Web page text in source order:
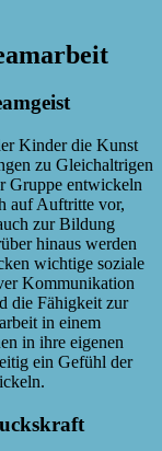
Kinder die Kunst
zu Gleichaltrigen
Gruppe entwickeln
auf Auftritte vor,
zur Bildung
hinaus werden
wichtige soziale
Kommunikation
die Fähigkeit zur
in einem
in ihre eigenen
ein Gefühl der